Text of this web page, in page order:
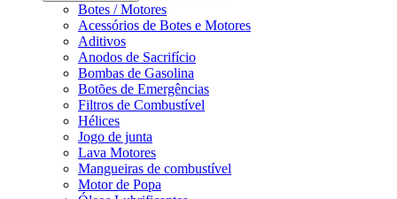
Botes / Motores
Acessórios de Botes e Motores
Aditivos
Anodos de Sacrifício
Bombas de Gasolina
Botões de Emergências
Filtros de Combustível
Hélices
Jogo de junta
Lava Motores
Mangueiras de combustível
Motor de Popa